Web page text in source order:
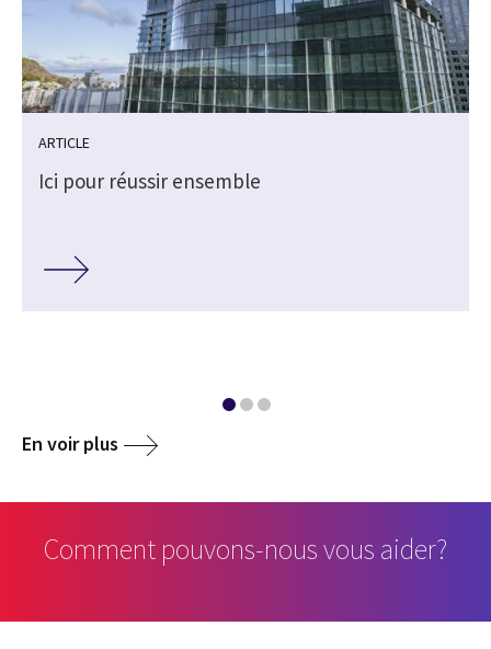
ARTICLE
Ici pour réussir ensemble
En voir plus
Comment pouvons-nous vous aider?